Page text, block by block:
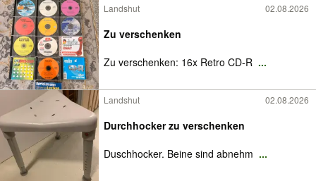
Landshut 02.08.2026
Zu verschenken
Zu verschenken: 16x Retro CD-R ...
Landshut 02.08.2026
Durchhocker zu verschenken
Duschhocker. Beine sind abnehm ...